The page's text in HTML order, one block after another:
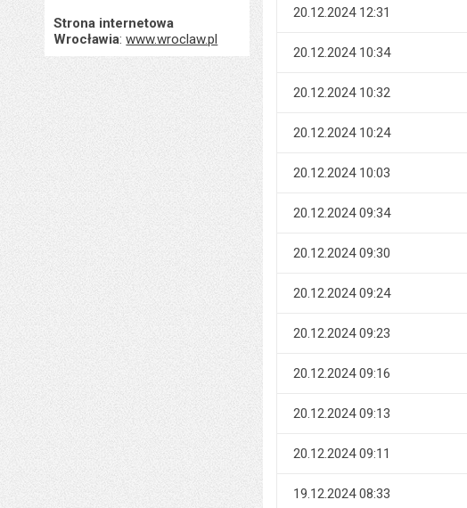
Strona internetowa
Wrocławia:www.wroclaw.pl
20.12.2024 12:31
20.12.2024 10:34
20.12.2024 10:32
20.12.2024 10:24
20.12.2024 10:03
20.12.2024 09:34
20.12.2024 09:30
20.12.2024 09:24
20.12.2024 09:23
20.12.2024 09:16
20.12.2024 09:13
20.12.2024 09:11
19.12.2024 08:33